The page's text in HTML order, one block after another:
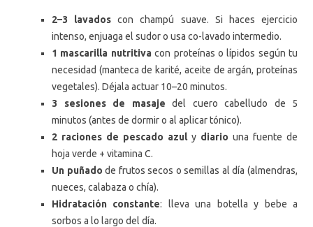
2–3 lavados con champú suave. Si haces ejercicio
intenso, enjuaga el sudor o usa co-lavado intermedio.
1 mascarilla nutritivacon proteínas o lípidos según tu
necesidad (manteca de karité, aceite de argán, proteínas
vegetales). Déjala actuar 10–20 minutos.
3 sesiones de masaje del cuero cabelludo de 5
minutos (antes de dormir o al aplicar tónico).
2 raciones de pescado azuly diario una fuente de
hoja verde + vitamina C.
Un puñado de frutos secos o semillas al día (almendras,
nueces, calabaza o chía).
Hidratación constante: lleva una botella y bebe a
sorbos a lo largo del día.